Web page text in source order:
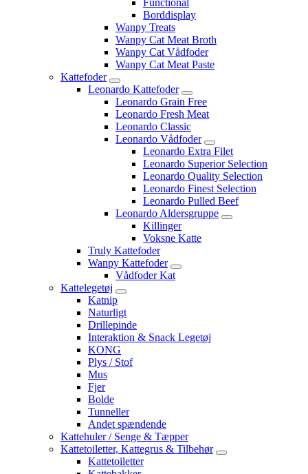
Borddisplay
Wanpy Treats
Wanpy Cat Meat Broth
Wanpy Cat Vådfoder
Wanpy Cat Meat Paste
Kattefoder
Leonardo Kattefoder
Leonardo Grain Free
Leonardo Fresh Meat
Leonardo Classic
Leonardo Vådfoder
Leonardo Extra Filet
Leonardo Superior Selection
Leonardo Quality Selection
Leonardo Finest Selection
Leonardo Pulled Beef
Leonardo Aldersgruppe
Killinger
Voksne Katte
Truly Kattefoder
Wanpy Kattefoder
Vådfoder Kat
Kattelegetøj
Katnip
Naturligt
Drillepinde
Interaktion & Snack Legetøj
KONG
Plys / Stof
Mus
Fjer
Bolde
Tunneller
Andet spændende
Kattehuler / Senge & Tæpper
Kattetoiletter, Kattegrus & Tilbehør
Kattetoiletter